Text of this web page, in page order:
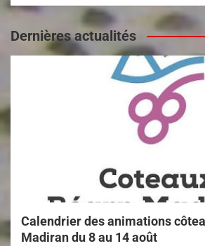
Dernières actualités
Calendrier des animations
Madiran du 8 au 14 août